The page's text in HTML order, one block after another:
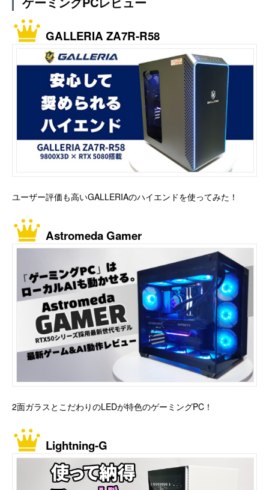
GALLERIA ZA7R-R58
ユーザー評価も高いGALLERIAのハイエンドを使ってみた！
Astromeda Gamer
2面ガラスとこだわりのLEDが特色のゲーミングPC！
Lightning-G